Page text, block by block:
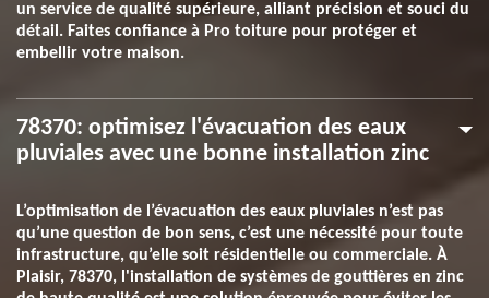
un service de qualité supérieure, alliant précision et souci du
détail. Faites confiance à Pro toiture pour protéger et
embellir votre maison.
78370: optimisez l'évacuation des eaux
pluviales avec une bonne installation zinc
L’optimisation de l’évacuation des eaux pluviales n’est pas
qu’une question de bon sens, c’est une nécessité pour toute
infrastructure, qu’elle soit résidentielle ou commerciale. À
Plaisir, 78370, l'installation de systèmes de gouttières en zinc